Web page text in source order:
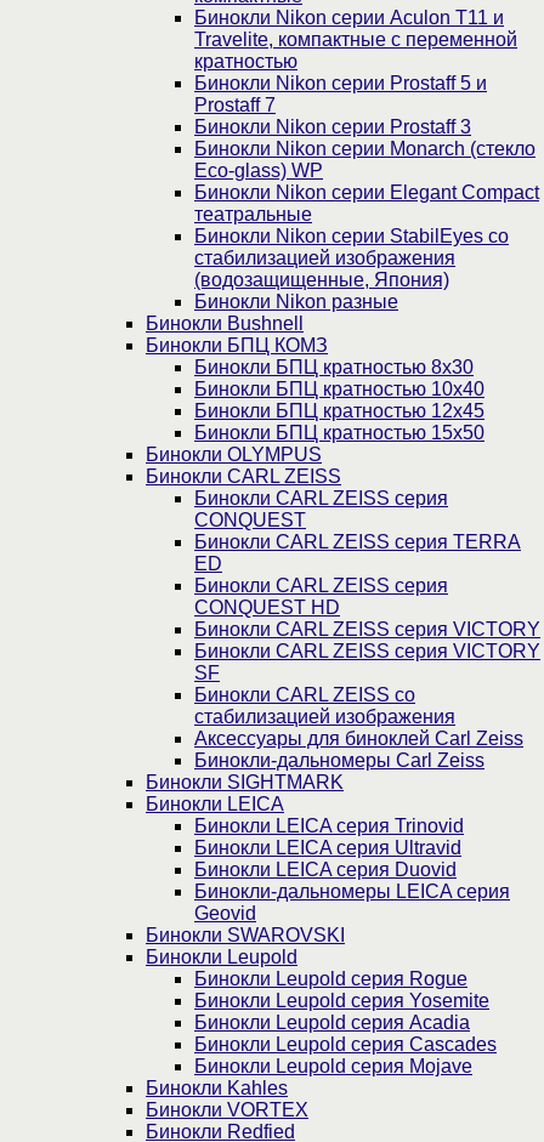
Бинокли Nikon серии Aculon T11 и
Travelite, компактные с переменной
кратностью
Бинокли Nikon серии Prostaff 5 и
Prostaff 7
Бинокли Nikon серии Prostaff 3
Бинокли Nikon серии Monarch (стекло
Eco-glass) WP
Бинокли Nikon серии Elegant Compact
театральные
Бинокли Nikon серии StabilEyes со
стабилизацией изображения
(водозащищенные, Япония)
Бинокли Nikon разные
Бинокли Bushnell
Бинокли БПЦ КОМЗ
Бинокли БПЦ кратностью 8х30
Бинокли БПЦ кратностью 10х40
Бинокли БПЦ кратностью 12х45
Бинокли БПЦ кратностью 15х50
Бинокли OLYMPUS
Бинокли CARL ZEISS
Бинокли CARL ZEISS серия
CONQUEST
Бинокли CARL ZEISS серия TERRA
ED
Бинокли CARL ZEISS серия
CONQUEST HD
Бинокли CARL ZEISS серия VICTORY
Бинокли CARL ZEISS серия VICTORY
SF
Бинокли CARL ZEISS со
стабилизацией изображения
Аксессуары для биноклей Carl Zeiss
Бинокли-дальномеры Carl Zeiss
Бинокли SIGHTMARK
Бинокли LEICA
Бинокли LEICA серия Trinovid
Бинокли LEICA серия Ultravid
Бинокли LEICA серия Duovid
Бинокли-дальномеры LEICA серия
Geovid
Бинокли SWAROVSKI
Бинокли Leupold
Бинокли Leupold серия Rogue
Бинокли Leupold серия Yosemite
Бинокли Leupold серия Acadia
Бинокли Leupold серия Cascades
Бинокли Leupold серия Mojave
Бинокли Kahles
Бинокли VORTEX
Бинокли Redfied